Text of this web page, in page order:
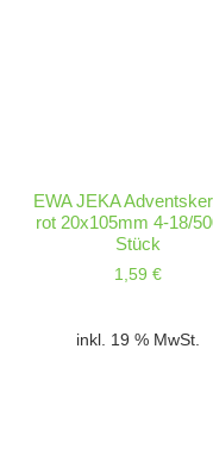
EWA JEKA
rot 20x105mm 4-18/
Stück
1,59 €
inkl. 19 % MwSt.